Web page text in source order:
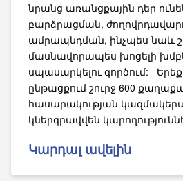
նրանց առանցքային դեր
բարձրացման,
ամրապնդման, ինչպես նաև
մասնավորապես խոցելի
սպասարկելու գործում:
ընթացքում շուրջ 600
հասարակության
կներգրավվեն
Կարդալ ավելին